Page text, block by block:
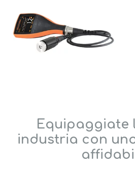
Equipaggiate
industria con